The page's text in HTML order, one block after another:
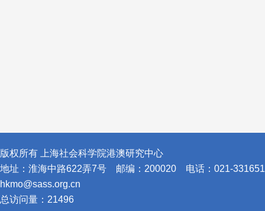
版权所有 上海社会科学院港澳研究中心
地址：淮海中路622弄7号
邮编：200020
电话：021-
hkmo@sass.org.cn
总访问量： 21496